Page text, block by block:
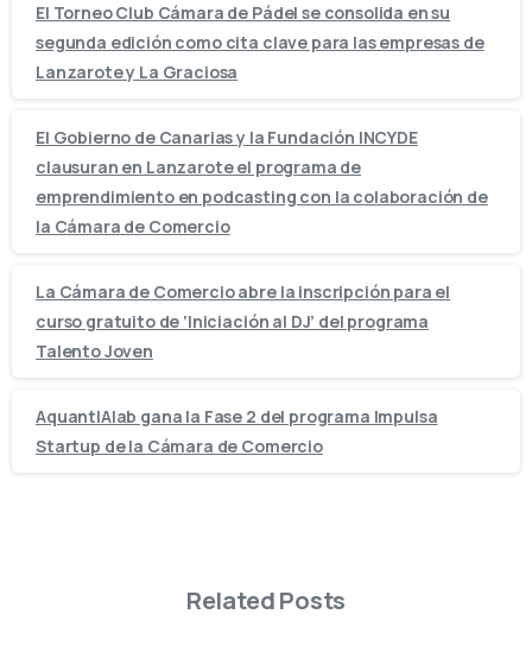
El Torneo Club Cámara de Pádel se consolida en su
segunda edición como cita clave para las empresas de
Lanzarote y La Graciosa
El Gobierno de Canarias y la Fundación INCYDE
clausuran en Lanzarote el programa de
emprendimiento en podcasting con la colaboración de
la Cámara de Comercio
La Cámara de Comercio abre la inscripción para el
curso gratuito de ‘Iniciación al DJ’ del programa
Talento Joven
AquantIAlab gana la Fase 2 del programa Impulsa
Startup de la Cámara de Comercio
Related Posts